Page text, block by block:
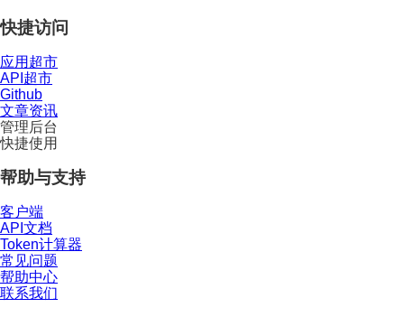
快捷访问
应用超市
API超市
Github
文章资讯
管理后台
快捷使用
帮助与支持
客户端
API文档
Token计算器
常见问题
帮助中心
联系我们